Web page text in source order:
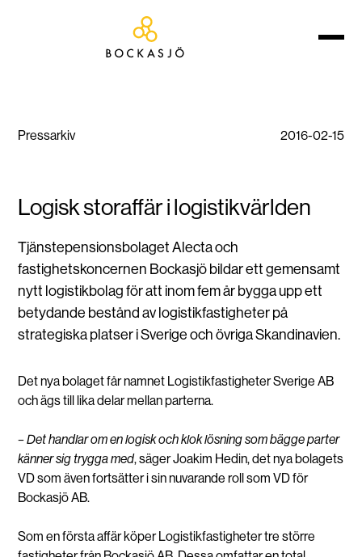
Pressarkiv 2016-02-15
Logisk storaffär i logistikvärlden
Tjänstepensionsbolaget Alecta och
fastighetskoncernen Bockasjö bildar ett gemensamt
nytt logistikbolag för att inom fem år bygga upp ett
betydande bestånd av logistikfastigheter på
strategiska platser i Sverige och övriga Skandinavien.
Det nya bolaget får namnet Logistikfastigheter Sverige AB
och ägs till lika delar mellan parterna.
– Det handlar om en logisk och klok lösning som bägge parter
känner sig trygga med, säger Joakim Hedin, det nya bolagets
VD som även fortsätter i sin nuvarande roll som VD för
Bockasjö AB.
Som en första affär köper Logistikfastigheter tre större